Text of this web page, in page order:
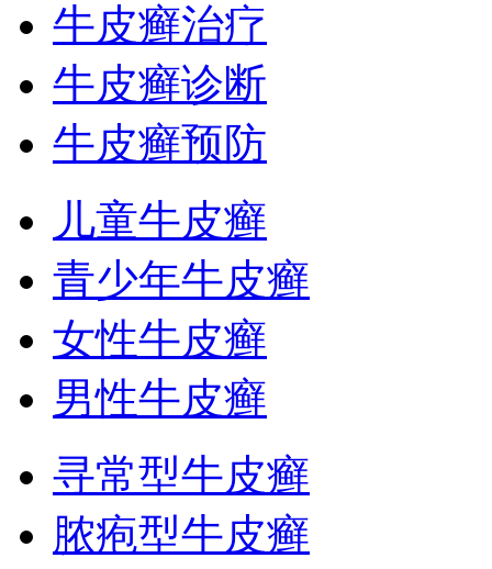
牛皮癣治疗
牛皮癣诊断
牛皮癣预防
儿童牛皮癣
青少年牛皮癣
女性牛皮癣
男性牛皮癣
寻常型牛皮癣
脓疱型牛皮癣